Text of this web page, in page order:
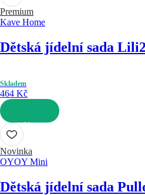
Premium
Kave Home
Dětská jídelní sada Lili
Skladem
464 Kč
DO KOŠÍKU
Novinka
OYOY Mini
Dětská jídelní sada